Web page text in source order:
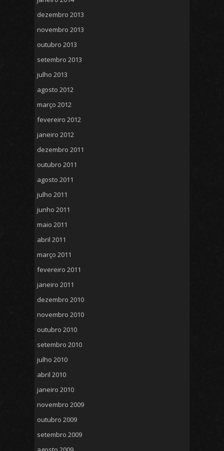
dezembro 2013
novembro 2013
outubro 2013
setembro 2013
julho 2013
agosto 2012
março 2012
fevereiro 2012
janeiro 2012
dezembro 2011
outubro 2011
agosto 2011
julho 2011
junho 2011
maio 2011
abril 2011
março 2011
fevereiro 2011
janeiro 2011
dezembro 2010
novembro 2010
outubro 2010
setembro 2010
julho 2010
abril 2010
janeiro 2010
novembro 2009
outubro 2009
setembro 2009